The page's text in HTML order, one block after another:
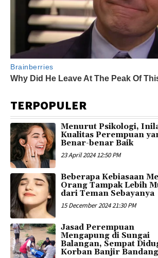
TERPOPULER
Menurut Psikologi,
Kualitas Perempuan
Benar-benar Baik
23 April 2024 12:50 PM
Beberapa Kebiasaan
Orang Tampak Lebih
dari Teman Sebayanya
15 December 2024 21:30 PM
Jasad Perempuan
Mengapung di Sungai
Balangan, Sempat
Korban Banjir Bandang